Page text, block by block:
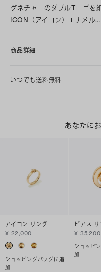
グネチャーのダブルTロゴを
ICON（アイコン）エナメル…
商品詳細
いつでも送料無料
あなたに
アイコン リング
¥ 22,000
ショッピングバッグに追
加
ピアス
¥ 35,200
ショッピ
加